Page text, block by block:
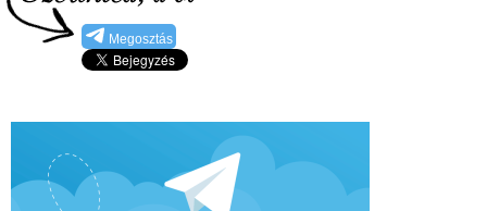
Megosztás